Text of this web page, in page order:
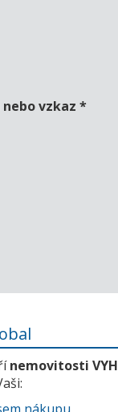
vzkaz *
nemovitosti